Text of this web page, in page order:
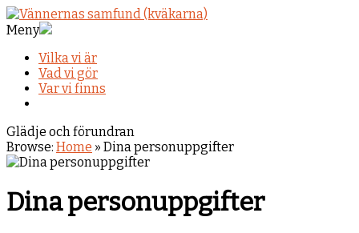
Meny
Vilka vi är
Vad vi gör
Var vi finns
Glädje och förundran
Browse: Home » Dina personuppgifter
Dina personuppgifter